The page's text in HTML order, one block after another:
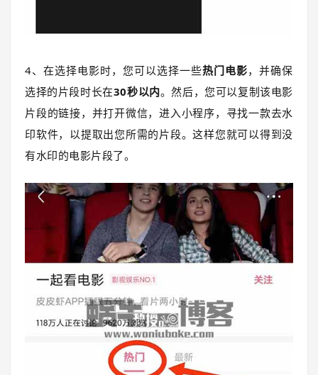
4、在选择电影时，您可以选择一些热门电影，并确保
选择的片段时长在30秒以内。然后，您可以复制该电影
片段的链接，并打开微信，进入小程序，寻找一款去水
印软件，以提取出您所需的片段。这样您就可以得到没
有水印的电影片段了。